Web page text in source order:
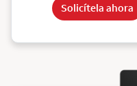
Solicítela ahora